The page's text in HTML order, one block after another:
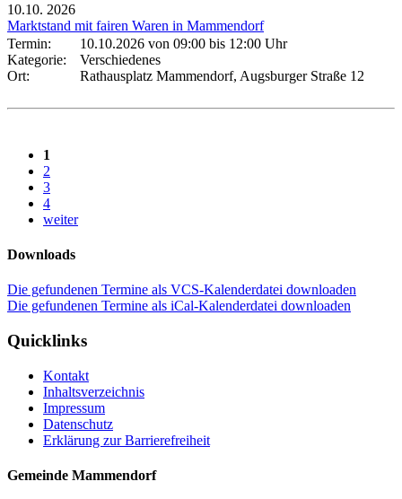
10.10. 2026
Marktstand mit fairen Waren in Mammendorf
Termin:
10.10.2026 von 09:00 bis 12:00 Uhr
Kategorie:
Verschiedenes
Ort:
Rathausplatz Mammendorf, Augsburger Straße 12
1
2
3
4
weiter
Downloads
Die gefundenen Termine als VCS-Kalenderdatei downloaden
Die gefundenen Termine als iCal-Kalenderdatei downloaden
Quicklinks
Kontakt
Inhaltsverzeichnis
Impressum
Datenschutz
Erklärung zur Barrierefreiheit
Gemeinde Mammendorf